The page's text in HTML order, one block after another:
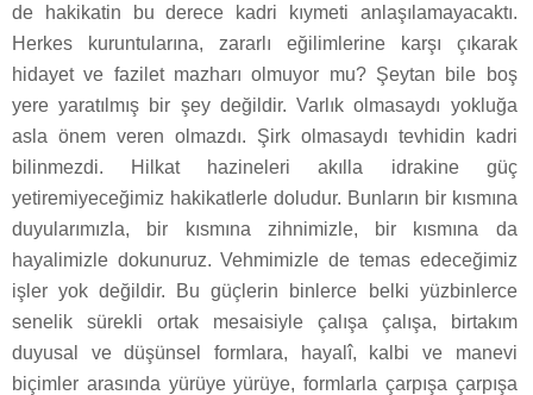
de hakikatin bu derece kadri kıymeti anlaşılamayacaktı.
Herkes kuruntularına, zararlı eğilimlerine karşı çıkarak
hidayet ve fazilet mazharı olmuyor mu? Şeytan bile boş
yere yaratılmış bir şey değildir. Varlık olmasaydı yokluğa
asla önem veren olmazdı. Şirk olmasaydı tevhidin kadri
bilinmezdi. Hilkat hazineleri akılla idrakine güç
yetiremiyeceğimiz hakikatlerle doludur. Bunların bir kısmına
duyularımızla, bir kısmına zihnimizle, bir kısmına da
hayalimizle dokunuruz. Vehmimizle de temas edeceğimiz
işler yok değildir. Bu güçlerin binlerce belki yüzbinlerce
senelik sürekli ortak mesaisiyle çalışa çalışa, birtakım
duyusal ve düşünsel formlara, hayalî, kalbi ve manevi
biçimler arasında yürüye yürüye, formlarla çarpışa çarpışa